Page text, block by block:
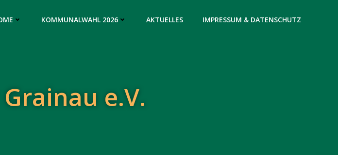
KOMMUNALWAHL 2026 AKTUELLES IMPRESSUM & DATENSCHUTZ
e.V.